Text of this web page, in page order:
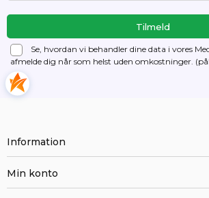
Se, hvordan vi behandler dine data i vores
afmelde dig når som helst uden omkostninger.
Information
Min konto